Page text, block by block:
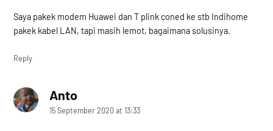
Saya pakek modem Huawei dan T plink coned ke stb Indihome
pakek kabel LAN, tapi masih lemot, bagaimana solusinya.
Reply
Antosays:
15 September 2020 at 13:33